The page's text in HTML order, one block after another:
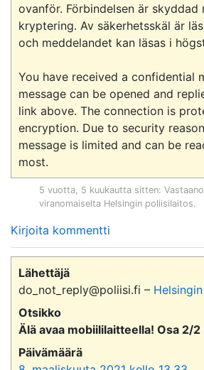
ovanför. Förbindelsen är skyddad
kryptering. Av säkerhetsskäl är
och meddelandet kan läsas i
You have received a confidential
message can be opened and
link above. The connection is
encryption. Due to security
message is limited and can be
5 vuotta, 5 kuukautta sitten:
viranomaiselta Helsingin poliisilaitos.
Kirjoita kommentti
Lähettäjä
do_not_reply@poliisi.fi –
Otsikko
Älä avaa mobiililaitteella! Osa 2/2
Päivämäärä